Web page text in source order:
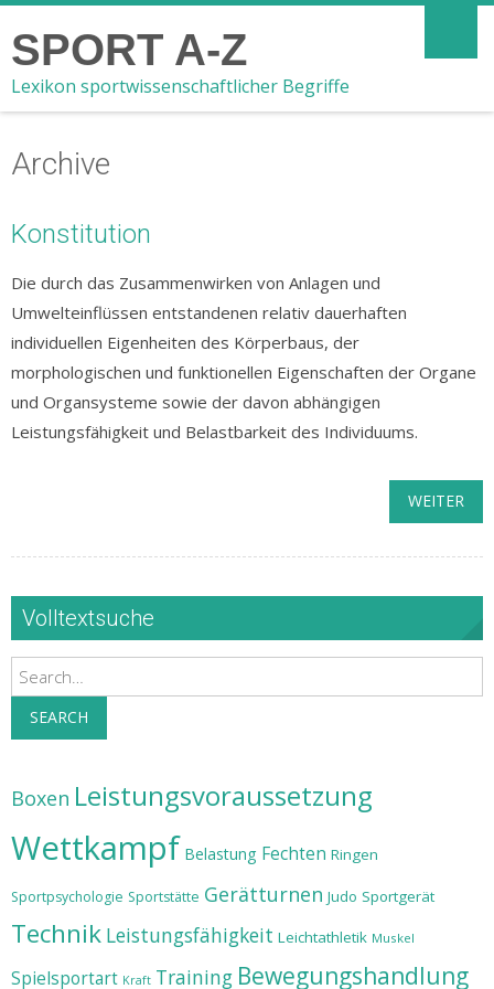
SPORT A-Z
Lexikon sportwissenschaftlicher Begriffe
Archive
Konstitution
Die durch das Zusammenwirken von Anlagen und
Umwelteinflüssen entstandenen relativ dauerhaften
individuellen Eigenheiten des Körperbaus, der
morphologischen und funktionellen Eigenschaften der Organe
und Organsysteme sowie der davon abhängigen
Leistungsfähigkeit und Belastbarkeit des Individuums.
WEITER
Volltextsuche
Search
SEARCH
Boxen Leistungsvoraussetzung
Wettkampf Belastung Fechten Ringen
Sportpsychologie Sportstätte Gerätturnen Judo Sportgerät
Technik Leistungsfähigkeit Leichtathletik Muskel
Spielsportart Kraft Training Bewegungshandlung